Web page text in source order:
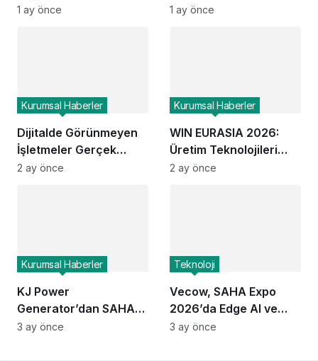
Alma Süreçlerini
1 ay önce
Entegrasyonları Ne
1 ay önce
Dijitalde Görünmeyen
İşletmeler Gerçek
Hayatta da Kaybolur
Kurumsal Haberler
2 ay önce
WIN EURASIA 2026:
Üretim Teknolojileri
Dijital Ticaretle
Kurumsal Haberler
2 ay önce
KJ Power
Generator’dan SAHA
Expo 2026’da Yeni
Kurumsal Haberler
3 ay önce
Vecow, SAHA Expo
2026’da Edge AI ve
Görev Kritik Bilgi İşlem
Teknoloji
3 ay önce